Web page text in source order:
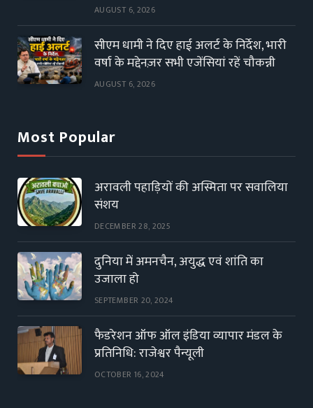
AUGUST 6, 2026
सीएम धामी ने दिए हाई अलर्ट के निर्देश, भारी
वर्षा के मद्देनज़र सभी एजेंसियां रहें चौकन्नी
AUGUST 6, 2026
Most Popular
अरावली पहाड़ियों की अस्मिता पर सवालिया
संशय
DECEMBER 28, 2025
दुनिया में अमनचैन, अयुद्ध एवं शांति का
उजाला हो
SEPTEMBER 20, 2024
फैडरेशन ऑफ ऑल इंडिया व्यापार मंडल के
प्रतिनिधि: राजेश्वर पैन्यूली
OCTOBER 16, 2024